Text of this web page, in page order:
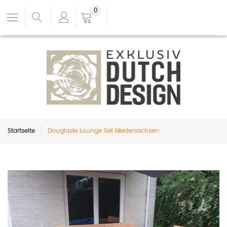
0
Startseite Douglasie Lounge Set Niedersachsen